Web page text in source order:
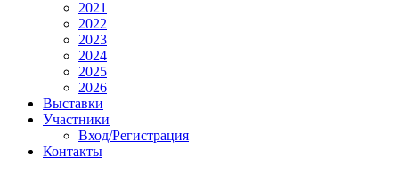
2021
2022
2023
2024
2025
2026
Выставки
Участники
Вход/Регистрация
Контакты